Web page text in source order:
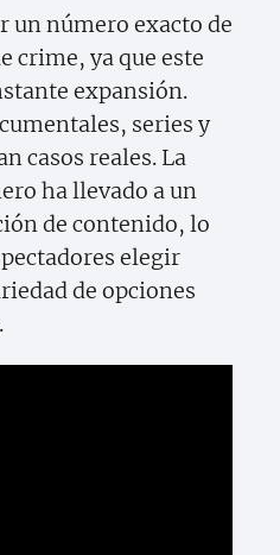
un número exacto de
crime, ya que este
expansión.
series y
casos reales. La
ha llevado a un
de contenido, lo
elegir
de opciones